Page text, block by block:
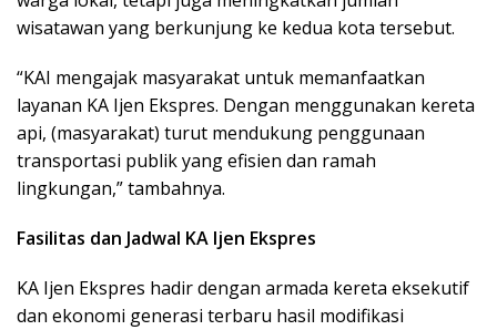
wisatawan yang berkunjung ke kedua kota tersebut.
“KAI mengajak masyarakat untuk memanfaatkan
layanan KA Ijen Ekspres. Dengan menggunakan kereta
api, (masyarakat) turut mendukung penggunaan
transportasi publik yang efisien dan ramah
lingkungan,” tambahnya.
Fasilitas dan Jadwal KA Ijen Ekspres
KA Ijen Ekspres hadir dengan armada kereta eksekutif
dan ekonomi generasi terbaru hasil modifikasi